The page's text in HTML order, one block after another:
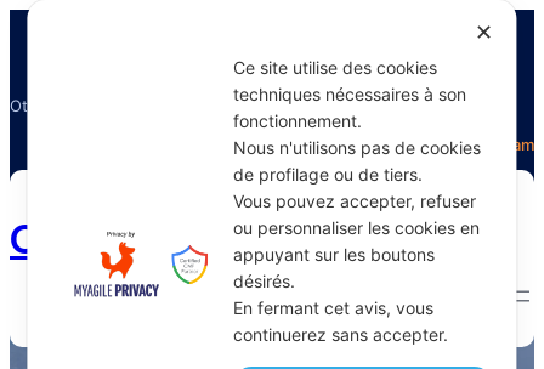
Otectours, le spécialiste du voyage
FacebookTwitterInstagram
Otectours.com
✕
Ce site utilise des cookies
techniques nécessaires à son
fonctionnement.
Nous n'utilisons pas de cookies
de profilage ou de tiers.
Vous pouvez accepter, refuser
ou personnaliser les cookies en
appuyant sur les boutons
désirés.
En fermant cet avis, vous
continuerez sans accepter.